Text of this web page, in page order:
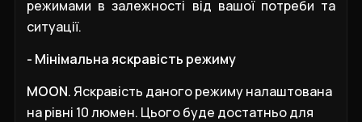
режимами в залежності від вашої потреби та
ситуації.
- Мінімальна яскравість режиму
MOON. Яскравість даного режиму налаштована
на рівні 10 люмен. Цього буде достатньо для